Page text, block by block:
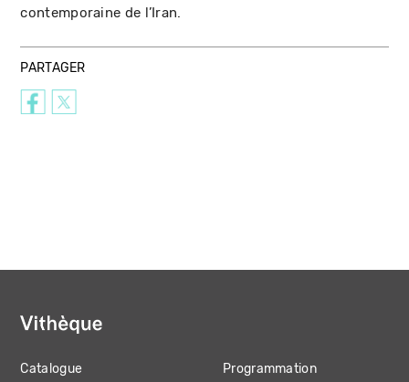
contemporaine de l’Iran.
PARTAGER
Catalogue Programmation